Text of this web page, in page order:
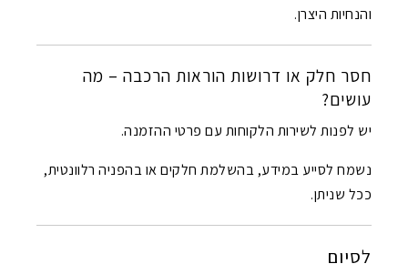
והנחיות היצרן.
חסר חלק או דרושות הוראות הרכבה – מה
עושים?
יש לפנות לשירות הלקוחות עם פרטי ההזמנה.
נשמח לסייע במידע, בהשלמת חלקים או בהפניה רלוונטית,
ככל שניתן.
לסיום